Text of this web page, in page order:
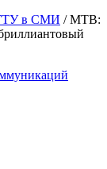
в СМИ / МТВ: